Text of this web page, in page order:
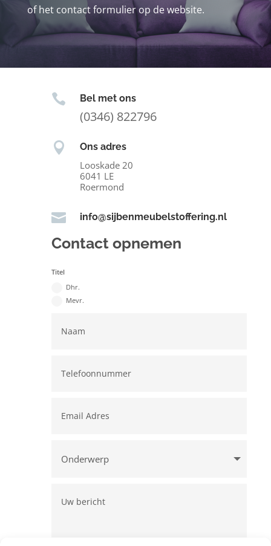
of het contact formulier op de website.
 Bel met ons
(0346) 822796
 Ons adres
Looskade 20
6041 LE
Roermond
 info@sijbenmeubelstoffering.nl
Contact opnemen
Titel
Dhr.
Mevr.